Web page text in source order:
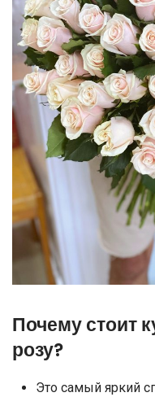
Почему стоит
розу?
Это самый яркий